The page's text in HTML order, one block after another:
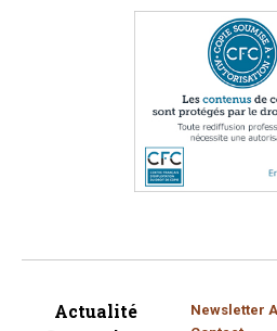
Actualité
Newsletter